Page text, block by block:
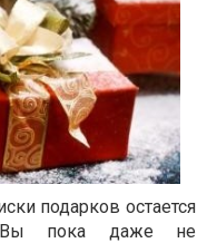
подарков остается
Вы пока даже не